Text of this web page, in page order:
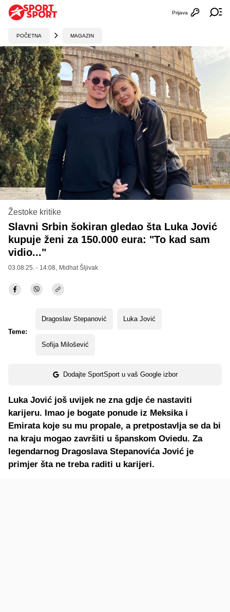
Otvori
Prijava
POČETNA MAGAZIN
Žestoke kritike
Slavni Srbin šokiran gledao šta Luka Jović
kupuje ženi za 150.000 eura: "To kad sam
vidio..."
03.08.25. - 14:08, Midhat Šljivak
Teme:
Dragoslav Stepanović Luka Jović
Sofija Milošević
Dodajte SportSport u vaš Google izbor
Luka Jović još uvijek ne zna gdje će nastaviti
karijeru. Imao je bogate ponude iz Meksika i
Emirata koje su mu propale, a pretpostavlja se da bi
na kraju mogao završiti u španskom Oviedu. Za
legendarnog Dragoslava Stepanovića Jović je
primjer šta ne treba raditi u karijeri.